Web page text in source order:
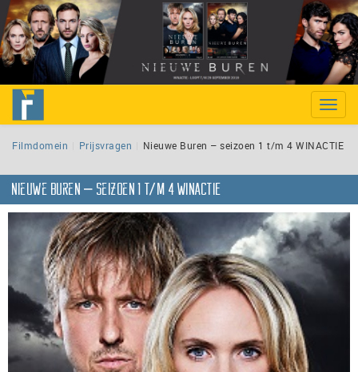
Toggle
Filmdomein Prijsvragen Nieuwe Buren – seizoen 1 t/m 4 WINACTIE
Nieuwe Buren – seizoen 1 t/m 4 WINACTIE